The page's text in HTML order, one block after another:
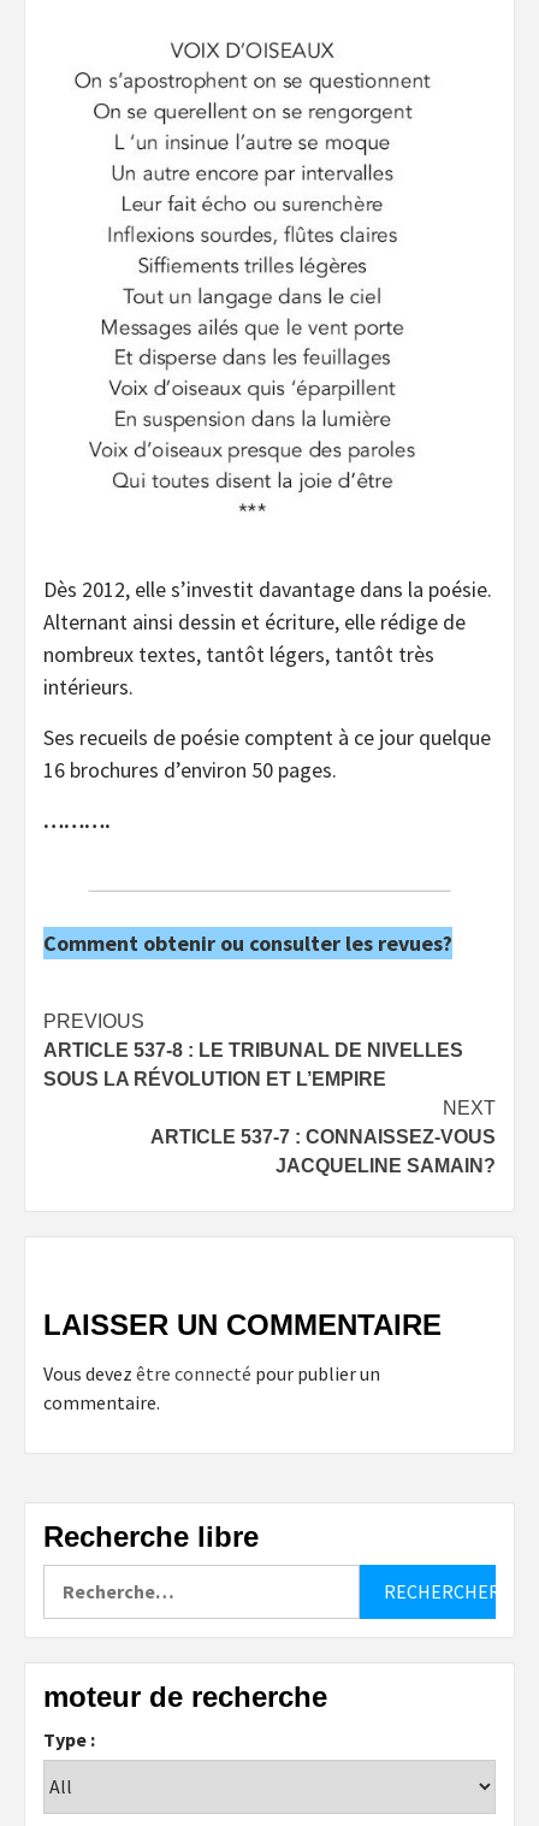
Dès 2012, elle s’investit davantage dans la poésie.
Alternant ainsi dessin et écriture, elle rédige de
nombreux textes, tantôt légers, tantôt très
intérieurs.
Ses recueils de poésie comptent à ce jour quelque
16 brochures d’environ 50 pages.
……….
Comment obtenir ou consulter les revues?
Post
navigation
PREVIOUS
ARTICLE 537-8 : LE TRIBUNAL DE NIVELLES
SOUS LA RÉVOLUTION ET L’EMPIRE
NEXT
ARTICLE 537-7 : CONNAISSEZ-VOUS
JACQUELINE SAMAIN?
LAISSER UN COMMENTAIRE
Vous devez être connecté pour publier un
commentaire.
Recherche libre
moteur de recherche
Type :